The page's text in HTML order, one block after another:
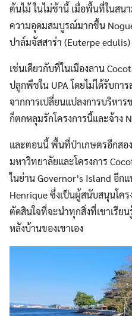
Search
ต้นไม้ ในไม่ช้านี้ เมื่อพื้นที่ในสน
ความอุดมสมบูรณ์มากขึ้น
ปาล์มจัสสาร่า (Euterpe edulis)
เช่นเดียวกับที่ในเมืองลาน
ปลูกพืชใน UPA โดยไม่ได้รับกา
จากการเปลี่ยนแปลงการบริหา
ก็ตกหลุมรักโครงการนี้และจ้าง
และตอนนี้ พื้นที่ป่าเกษตรอีกสอ
มหาวิทยาลัยและโครงการ
ในย่าน Governor’s Island อีก
Henrique ซึ่งเป็นผู้สนับสนุนโค
ตัดสินใจที่จะนำทุกสิ่งที่เขาเรีย
หลังบ้านของเขาเอง